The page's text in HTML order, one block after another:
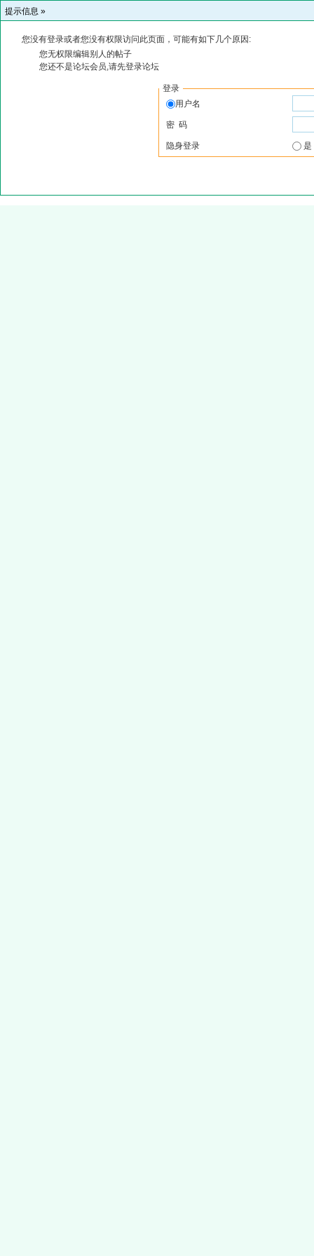
提示信息 »
您没有登录或者您没有权限访问此页面，可能有如下几个原因:
您无权限编辑别人的帖子
您还不是论坛会员,请先登录论坛
登录
用户名
密 码
隐身登录